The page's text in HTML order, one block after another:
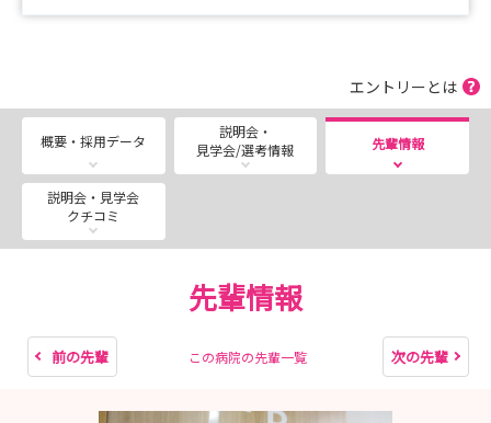
■---- CHECK２ ----■
期間限定で土曜見学会を開催いたします！
8/8(土)11:00-12:00
8/22(土)11:00-12:00
平日では参加が難しい学生の皆様、ぜひご参加ください！
【🏥就業体験コース】平日限定（2部制…1部9：00-12：
【📝見学・説明会コース】随時開催 9:00～16:00まで
※1時間半程度のイベントです！
エントリーとは
概要・採用データ
説明会・
見学会/選考情報
先輩情報
説明会・見学会
クチコミ
先輩情報
前の先輩 この病院の先輩一覧 次の先輩